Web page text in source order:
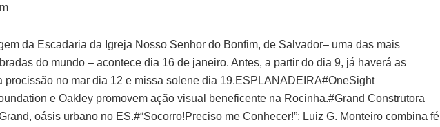
da Escadaria da Igreja Nosso Senhor do Bonfim, de Salvador– uma das mais
do mundo – acontece dia 16 de janeiro. Antes, a partir do dia 9, já haverá as
procissão no mar dia 12 e missa solene dia 19.ESPLANADEIRA#OneSight
e Oakley promovem ação visual beneficente na Rocinha.#Grand Construtora
oásis urbano no ES.#“Socorro!Preciso me Conhecer!”: Luiz G. Monteiro combina fé